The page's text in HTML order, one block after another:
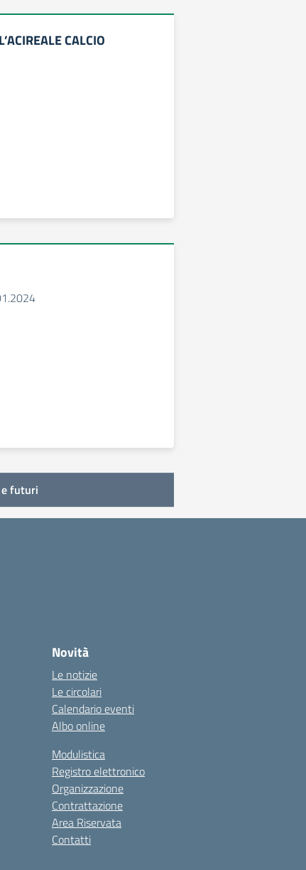
CALCIO
futuri
Novità
Le notizie
Le circolari
Calendario eventi
Albo online
Modulistica
Registro elettronico
Organizzazione
Contrattazione
Area Riservata
Contatti